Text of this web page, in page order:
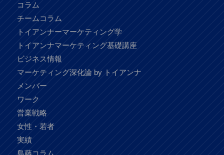
コラム
チームコラム
トイアンナーマーケティング学
トイアンナマーケティング基礎講座
ビジネス情報
マーケティング深化論 by トイアンナ
メンバー
ワーク
営業戦略
女性・若者
実績
島藤コラム